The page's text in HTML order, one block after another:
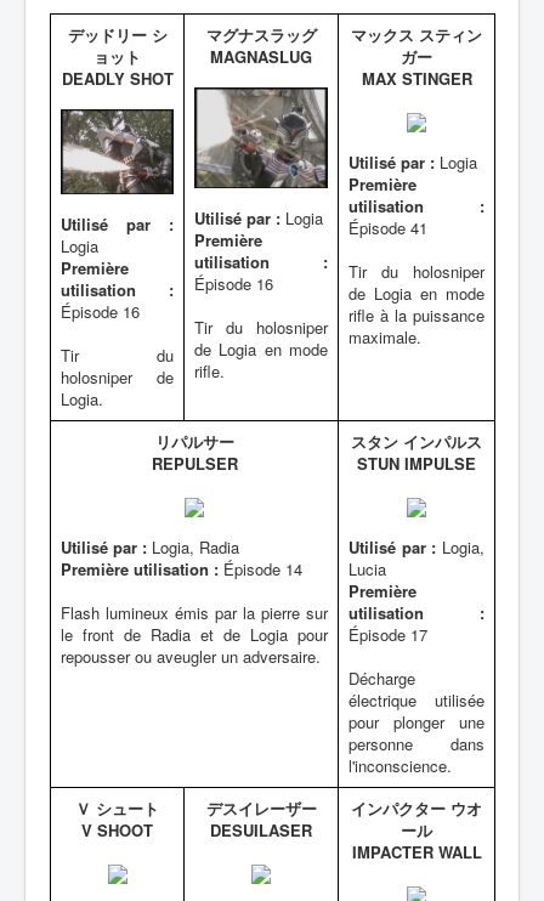
デッドリー シ
ョット
DEADLY SHOT
Utilisé par :
Logia
Première
utilisation :
Épisode 16
Tir du
holosniper de
Logia.
マグナスラッグ
MAGNASLUG
Utilisé par : Logia
Première
utilisation :
Épisode 16
Tir du holosniper
de Logia en mode
rifle.
マックス スティン
ガー
MAX STINGER
Utilisé par : Logia
Première
utilisation :
Épisode 41
Tir du holosniper
de Logia en mode
rifle à la puissance
maximale.
リパルサー
REPULSER
Utilisé par : Logia, Radia
Première utilisation : Épisode 14
Flash lumineux émis par la pierre sur
le front de Radia et de Logia pour
repousser ou aveugler un adversaire.
スタン インパルス
STUN IMPULSE
Utilisé par : Logia,
Lucia
Première
utilisation :
Épisode 17
Décharge
électrique utilisée
pour plonger une
personne dans
l'inconscience.
Ｖ シュート
V SHOOT
デスイレーザー
DESUILASER
インパクター ウオ
ール
IMPACTER WALL